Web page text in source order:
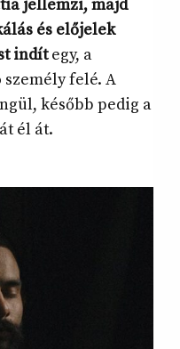
jellemzi, majd
és előjelek
indítegy, a
felé. A
később pedig a
él át.